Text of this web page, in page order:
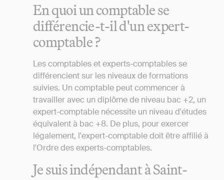
En quoi un comptable se
différencie-t-il d'un expert-
comptable ?
Les comptables et experts-comptables se
différencient sur les niveaux de formations
suivies. Un comptable peut commencer à
travailler avec un diplôme de niveau bac +2, un
expert-comptable nécessite un niveau d'études
équivalent à bac +8. De plus, pour exercer
légalement, l'expert-comptable doit être affilié à
l'Ordre des experts-comptables.
Je suis indépendant à Saint-